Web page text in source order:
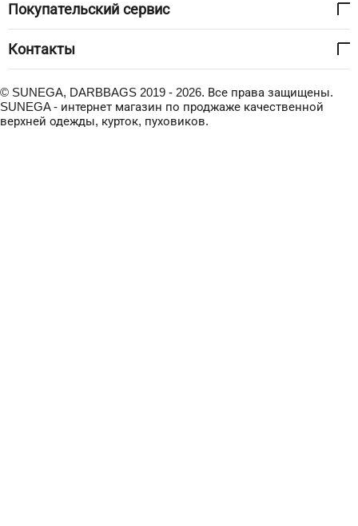
Покупательский сервис
Контакты
© SUNEGA, DARBBAGS 2019 - 2026. Все права защищены.
SUNEGA - интернет магазин по проджаже качественной
верхней одежды, курток, пуховиков.